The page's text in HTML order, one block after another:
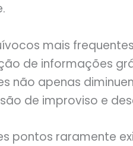
mais
de informações
não apenas
de improviso e
pontos raramente